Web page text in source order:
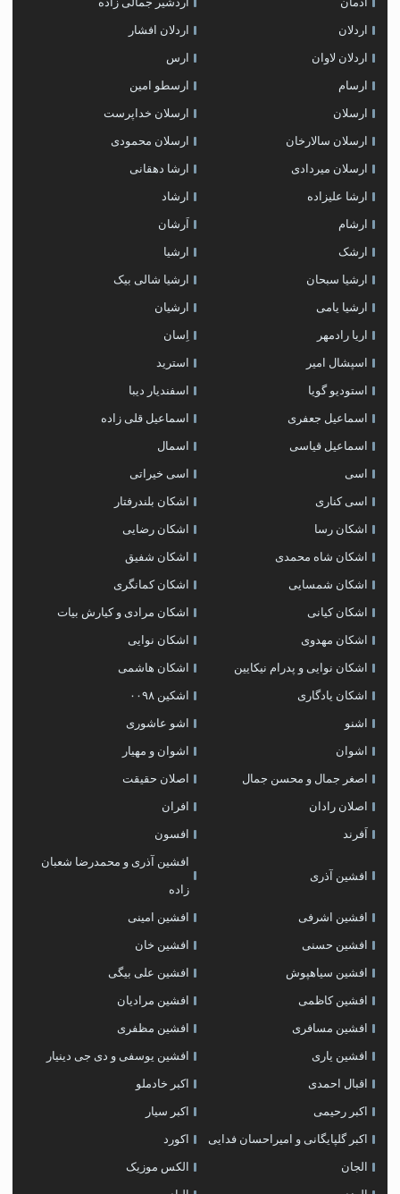
اردلان اردلان افشار
اردلان لاوان ارس
ارسام ارسطو امین
ارسلان ارسلان خداپرست
ارسلان سالارخان ارسلان محمودی
ارسلان میردادی ارشا دهقانی
ارشا علیزاده ارشاد
ارشام اَرشان
ارشک ارشیا
ارشیا سبحان ارشیا شالی بیک
ارشیا یامی ارشیان
اریا رادمهر اِسان
اسپشال امیر استرید
استودیو گویا اسفندیار دیبا
اسماعیل جعفری اسماعیل قلی زاده
اسماعیل قیاسی اسمال
اسی اسی خیراتی
اسی کناری اشکان بلندرفتار
اشکان رسا اشکان رضایی
اشکان شاه محمدی اشکان شفیق
اشکان شمسایی اشکان‌ کمانگری
اشکان کیانی اشکان مرادی و کیارش بیات
اشکان مهدوی اشکان نوایی
اشکان نوایی و پدرام نیکایین اشکان هاشمی
اشکان یادگاری اشکین ۰۰۹۸
اشنو اشو عاشوری
اشوان اشوان و مهیار
اصغر جمال و محسن جمال اصلان حقیقت
اصلان رادان افران
اَفرند افسون
افشین آذری
افشین آذری و محمدرضا شعبان
زاده
افشین اشرفی افشین امینی
افشین حسنی افشین خان
افشین سیاهپوش افشین علی بیگی
افشین کاظمی افشین مرادیان
افشین مسافری افشین مظفری
افشین یاری افشین یوسفی و دی جی دینیار
اقبال احمدی اکبر خادملو
اکبر رحیمی اکبر سیار
اکبر گلپایگانی و امیراحسان فدایی اکورد
الجان الکس موزیک